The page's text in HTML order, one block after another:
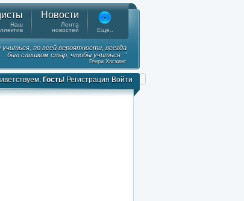
Наш
Новости
Лента
новостей
Ещё..
по всей вероятности, всегда
был слишком стар, чтобы учиться. "
Генри Хаскинс
Гость! Регистрация Войти